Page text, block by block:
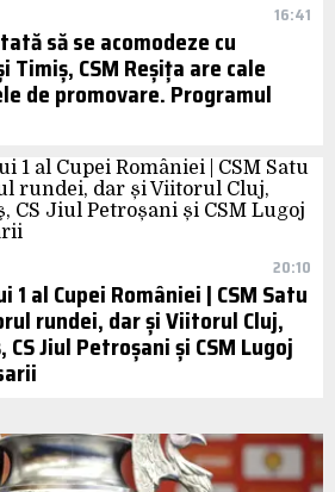
16:41
să se acomodeze cu
Timiș, CSM Reșița are cale
de promovare. Programul
20:10
al Cupei României | CSM Satu
rundei, dar și Viitorul Cluj,
CS Jiul Petroșani și CSM Lugoj